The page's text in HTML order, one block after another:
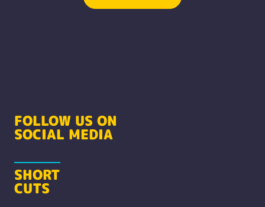
FOLLOW US ON
SOCIAL MEDIA
SHORT
CUTS